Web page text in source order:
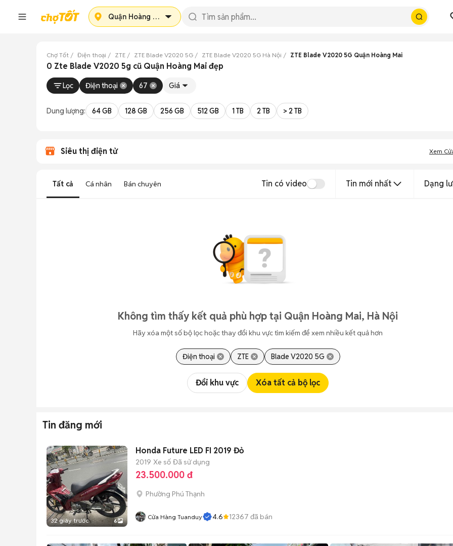
Quận Hoàng Mai
Chợ Tốt Điện thoại ZTE ZTE Blade V2020 5G ZTE Blade V2020 5G Hà Nội ZTE Blade V2020 5G Quận Hoàng Mai
0 Zte Blade V2020 5g cũ Quận Hoàng Mai đẹp
Lọc Điện thoại 67 Giá
Dung lượng: 64 GB 128 GB 256 GB 512 GB 1 TB 2 TB > 2 TB
Siêu thị điện tử Xem
Tất cả Cá nhân Bán chuyên Tin có video Tin mới nhất Dạng
Không tìm thấy kết quả phù hợp tại Quận Hoàng Mai, Hà Nội
Hãy xóa một số bộ lọc hoặc thay đổi khu vực tìm kiếm để xem nhiều kết quả hơn
Điện thoại ZTE Blade V2020 5G
Đổi khu vực Xóa tất cả bộ lọc
Tin đăng mới
32 giây trước 6
Honda Future LED FI 2019 Đỏ
2019 Xe số Đã sử dụng
23.500.000 đ
Phường Phú Thạnh
Cửa Hàng Tuanduy 4.6 12367 đã bán